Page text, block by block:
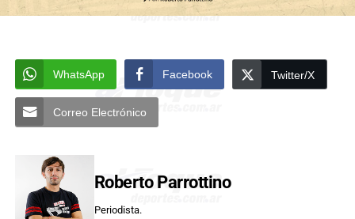
WhatsApp Facebook Twitter/X
Correo Electrónico
Roberto Parrottino
Periodista.